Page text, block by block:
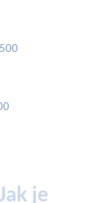
je